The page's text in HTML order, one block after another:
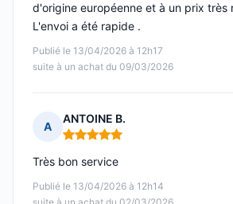
Publié le 13/04/2026 à 12h17
suite à un achat du 09/03/2026
d'origine européenne et à un prix très
L'envoi a été rapide .
A
ANTOINE B.
Note : 5 sur 5
Publié le 13/04/2026 à 12h14
Très bon service